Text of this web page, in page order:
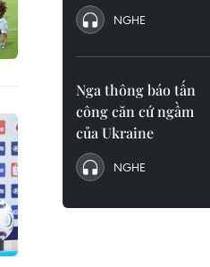
NGHE
Nga thông báo tấn
công căn cứ ngầm
của Ukraine
NGHE